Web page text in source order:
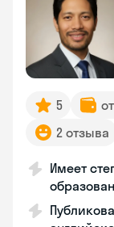
5
2 отзыва
Имеет